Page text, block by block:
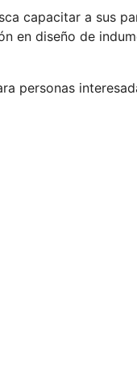
capacitar a sus
en diseño de
personas